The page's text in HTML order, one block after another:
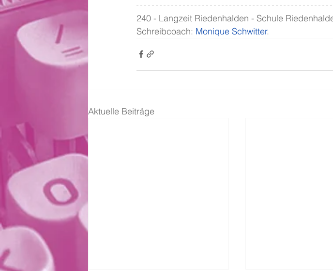
240 - Langzeit Riedenhalden - Schule
Schreibcoach: Monique Schwitter.
Aktuelle Beiträge